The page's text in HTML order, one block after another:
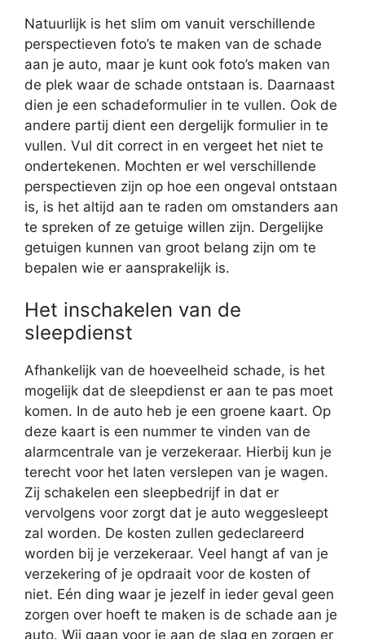
Natuurlijk is het slim om vanuit verschillende
perspectieven foto’s te maken van de schade
aan je auto, maar je kunt ook foto’s maken van
de plek waar de schade ontstaan is. Daarnaast
dien je een schadeformulier in te vullen. Ook de
andere partij dient een dergelijk formulier in te
vullen. Vul dit correct in en vergeet het niet te
ondertekenen. Mochten er wel verschillende
perspectieven zijn op hoe een ongeval ontstaan
is, is het altijd aan te raden om omstanders aan
te spreken of ze getuige willen zijn. Dergelijke
getuigen kunnen van groot belang zijn om te
bepalen wie er aansprakelijk is.
Het inschakelen van de
sleepdienst
Afhankelijk van de hoeveelheid schade, is het
mogelijk dat de sleepdienst er aan te pas moet
komen. In de auto heb je een groene kaart. Op
deze kaart is een nummer te vinden van de
alarmcentrale van je verzekeraar. Hierbij kun je
terecht voor het laten verslepen van je wagen.
Zij schakelen een sleepbedrijf in dat er
vervolgens voor zorgt dat je auto weggesleept
zal worden. De kosten zullen gedeclareerd
worden bij je verzekeraar. Veel hangt af van je
verzekering of je opdraait voor de kosten of
niet. Eén ding waar je jezelf in ieder geval geen
zorgen over hoeft te maken is de schade aan je
auto. Wij gaan voor je aan de slag en zorgen er